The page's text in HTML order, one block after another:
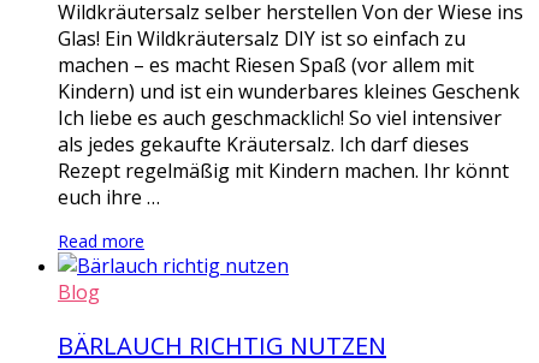
Wildkräutersalz selber herstellen Von der Wiese ins
Glas! Ein Wildkräutersalz DIY ist so einfach zu
machen – es macht Riesen Spaß (vor allem mit
Kindern) und ist ein wunderbares kleines Geschenk
Ich liebe es auch geschmacklich! So viel intensiver
als jedes gekaufte Kräutersalz. Ich darf dieses
Rezept regelmäßig mit Kindern machen. Ihr könnt
euch ihre …
Read more
Blog
BÄRLAUCH RICHTIG NUTZEN